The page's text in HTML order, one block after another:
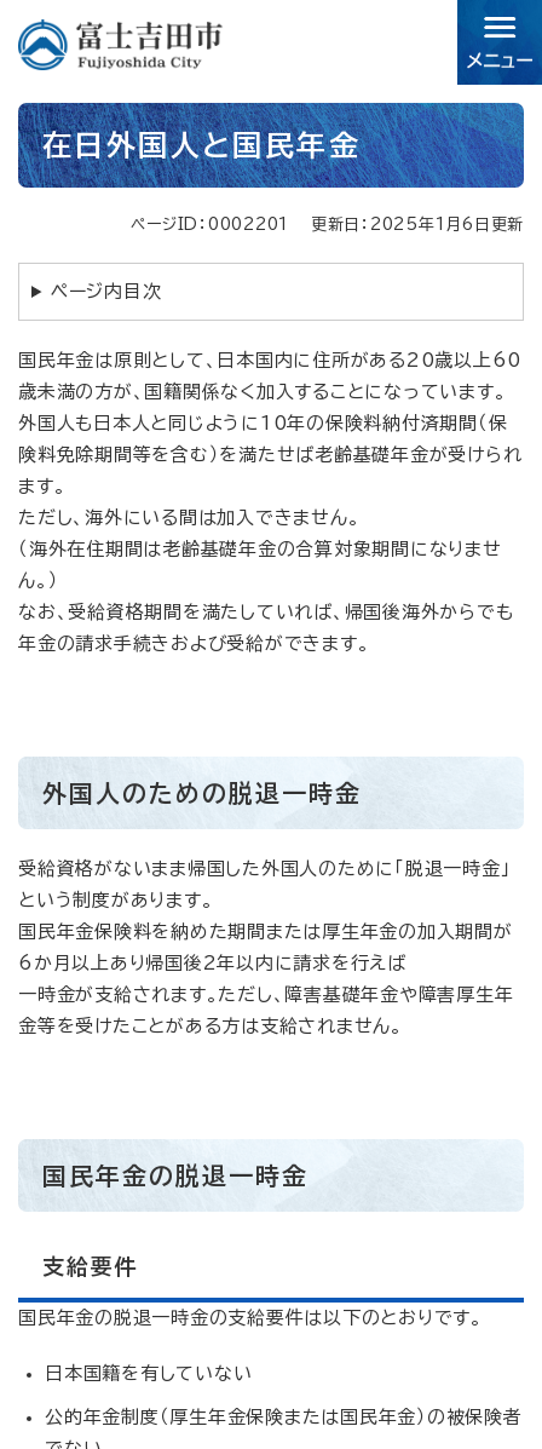
す。
本
文 在日外国人と国民年金
ページID：0002201 更新日：2025年1月6日更新
ページ内目次
国民年金は原則として、日本国内に住所がある20歳以上60
歳未満の方が、国籍関係なく加入することになっています。
外国人も日本人と同じように10年の保険料納付済期間（保
険料免除期間等を含む）を満たせば老齢基礎年金が受けられ
ます。
ただし、海外にいる間は加入できません。
（海外在住期間は老齢基礎年金の合算対象期間になりませ
ん。）
なお、受給資格期間を満たしていれば、帰国後海外からでも
年金の請求手続きおよび受給ができます。
外国人のための脱退一時金
受給資格がないまま帰国した外国人のために「脱退一時金」
という制度があります。
国民年金保険料を納めた期間または厚生年金の加入期間が
6か月以上あり帰国後2年以内に請求を行えば
一時金が支給されます。ただし、障害基礎年金や障害厚生年
金等を受けたことがある方は支給されません。
国民年金の脱退一時金
支給要件
国民年金の脱退一時金の支給要件は以下のとおりです。
日本国籍を有していない
公的年金制度（厚生年金保険または国民年金）の被保険者